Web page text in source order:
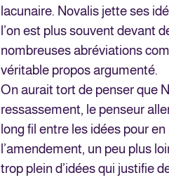
lacunaire. Novalis jette ses
l’on est plus souvent devant
nombreuses abréviations
véritable propos argumenté.
On aurait tort de penser que
ressassement, le penseur
long fil entre les idées pour
l’amendement, un peu plus
trop plein d’idées qui justifie